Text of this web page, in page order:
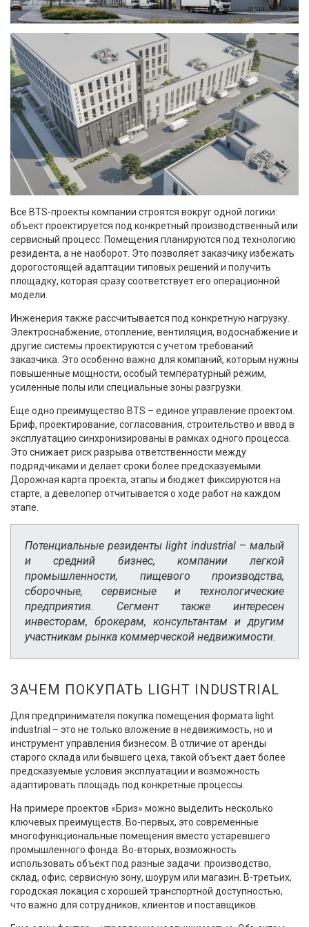
Все BTS-проекты компании строятся вокруг одной логики:
объект проектируется под конкретный производственный или
сервисный процесс. Помещения планируются под технологию
резидента, а не наоборот. Это позволяет заказчику избежать
дорогостоящей адаптации типовых решений и получить
площадку, которая сразу соответствует его операционной
модели.
Инженерия также рассчитывается под конкретную нагрузку.
Электроснабжение, отопление, вентиляция, водоснабжение и
другие системы проектируются с учетом требований
заказчика. Это особенно важно для компаний, которым нужны
повышенные мощности, особый температурный режим,
усиленные полы или специальные зоны разгрузки.
Еще одно преимущество BTS – единое управление проектом.
Бриф, проектирование, согласования, строительство и ввод в
эксплуатацию синхронизированы в рамках одного процесса.
Это снижает риск разрыва ответственности между
подрядчиками и делает сроки более предсказуемыми.
Дорожная карта проекта, этапы и бюджет фиксируются на
старте, а девелопер отчитывается о ходе работ на каждом
этапе.
Потенциальные резиденты light industrial –малый
и средний бизнес, компании легкой
промышленности, пищевого производства,
сборочные, сервисные и технологические
предприятия. Сегмент также интересен
инвесторам, брокерам, консультантам и другим
участникам рынка коммерческой недвижимости.
ЗАЧЕМ ПОКУПАТЬ LIGHT INDUSTRIAL
Для предпринимателя покупка помещения формата light
industrial – это не только вложение в недвижимость, но и
инструмент управления бизнесом. В отличие от аренды
старого склада или бывшего цеха, такой объект дает более
предсказуемые условия эксплуатации и возможность
адаптировать площадь под конкретные процессы.
На примере проектов «Бриз» можно выделить несколько
ключевых преимуществ. Во-первых, это современные
многофункциональные помещения вместо устаревшего
промышленного фонда. Во-вторых, возможность
использовать объект под разные задачи: производство,
склад, офис, сервисную зону, шоурум или магазин. В-третьих,
городская локация с хорошей транспортной доступностью,
что важно для сотрудников, клиентов и поставщиков.